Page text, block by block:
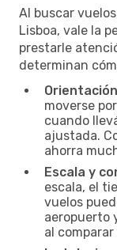
Al buscar
Lisboa, vale la
prestarle
determinan
moverse
cuando
ajustada.
ahorra
Escala y
escala, el
vuelos
aeropuerto
al